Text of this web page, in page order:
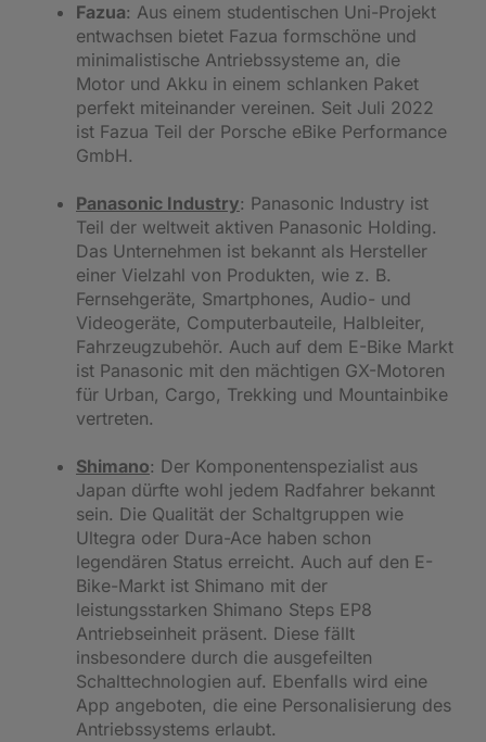
Fazua: Aus einem studentischen Uni-Projekt
entwachsen bietet Fazua formschöne und
minimalistische Antriebssysteme an, die
Motor und Akku in einem schlanken Paket
perfekt miteinander vereinen. Seit Juli 2022
ist Fazua Teil der Porsche eBike Performance
GmbH.
Panasonic Industry: Panasonic Industry ist
Teil der weltweit aktiven Panasonic Holding.
Das Unternehmen ist bekannt als Hersteller
einer Vielzahl von Produkten, wie z. B.
Fernsehgeräte, Smartphones, Audio- und
Videogeräte, Computerbauteile, Halbleiter,
Fahrzeugzubehör. Auch auf dem E-Bike Markt
ist Panasonic mit den mächtigen GX-Motoren
für Urban, Cargo, Trekking und Mountainbike
vertreten.
Shimano: Der Komponentenspezialist aus
Japan dürfte wohl jedem Radfahrer bekannt
sein. Die Qualität der Schaltgruppen wie
Ultegra oder Dura-Ace haben schon
legendären Status erreicht. Auch auf den E-
Bike-Markt ist Shimano mit der
leistungsstarken Shimano Steps EP8
Antriebseinheit präsent. Diese fällt
insbesondere durch die ausgefeilten
Schalttechnologien auf. Ebenfalls wird eine
App angeboten, die eine Personalisierung des
Antriebssystems erlaubt.